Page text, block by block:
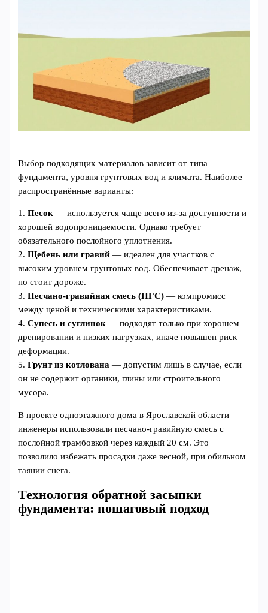
Выбор подходящих материалов зависит от типа
фундамента, уровня грунтовых вод и климата. Наиболее
распространённые варианты:
1.Песок — используется чаще всего из-за доступности и
хорошей водопроницаемости. Однако требует
обязательного послойного уплотнения.
2.Щебень или гравий — идеален для участков с
высоким уровнем грунтовых вод. Обеспечивает дренаж,
но стоит дороже.
3.Песчано-гравийная смесь (ПГС) — компромисс
между ценой и техническими характеристиками.
4.Супесь и суглинок — подходят только при хорошем
дренировании и низких нагрузках, иначе повышен риск
деформации.
5.Грунт из котлована — допустим лишь в случае, если
он не содержит органики, глины или строительного
мусора.
В проекте одноэтажного дома в Ярославской области
инженеры использовали песчано-гравийную смесь с
послойной трамбовкой через каждый 20 см. Это
позволило избежать просадки даже весной, при обильном
таянии снега.
Технология обратной засыпки
фундамента: пошаговый подход